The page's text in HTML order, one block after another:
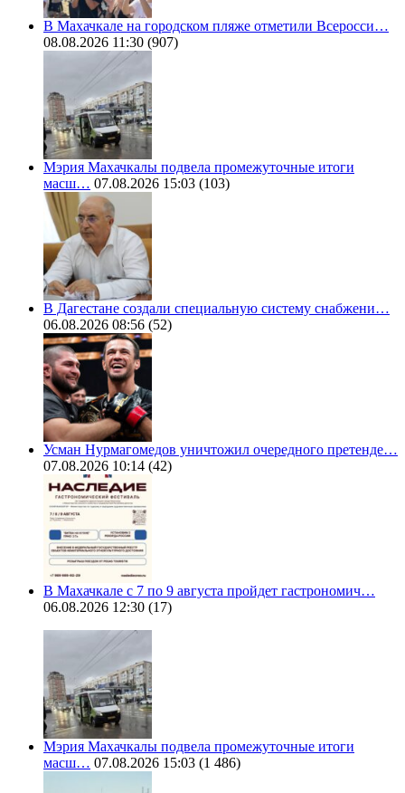
В Махачкале на городском пляже отметили Всеросси…
08.08.2026 11:30 (907)
Мэрия Махачкалы подвела промежуточные итоги
масш… 07.08.2026 15:03 (103)
В Дагестане создали специальную систему снабжени…
06.08.2026 08:56 (52)
Усман Нурмагомедов уничтожил очередного претенде…
07.08.2026 10:14 (42)
В Махачкале с 7 по 9 августа пройдет гастрономич…
06.08.2026 12:30 (17)
Мэрия Махачкалы подвела промежуточные итоги
масш… 07.08.2026 15:03 (1 486)